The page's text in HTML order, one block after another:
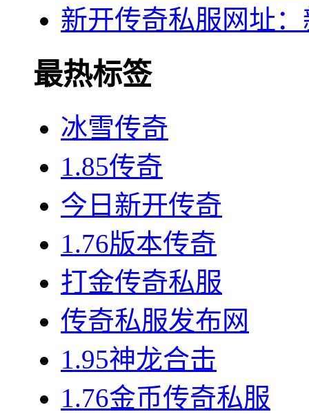
新开传奇私服网址
最热标签
冰雪传奇
1.85传奇
今日新开传奇
1.76版本传奇
打金传奇私服
传奇私服发布网
1.95神龙合击
1.76金币传奇私服